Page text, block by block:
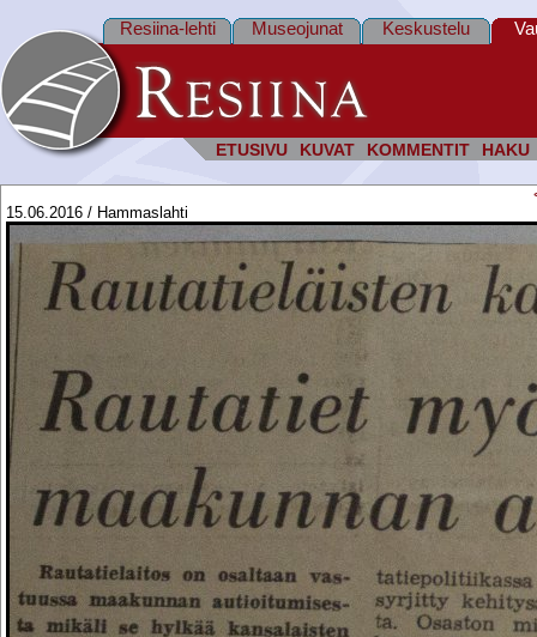
ETUSIVU KUVAT KOMMENTIT HAKU
Resiina-lehti Museojunat Keskustelu
15.06.2016 / Hammaslahti